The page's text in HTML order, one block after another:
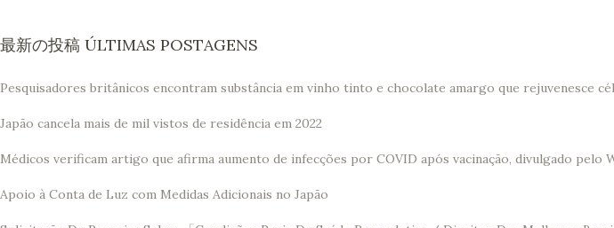
最新の投稿 ÚLTIMAS POSTAGENS
Pesquisadores britânicos encontram substância em vinho tinto e chocolate amargo que rejuvenesce
Japão cancela mais de mil vistos de residência em 2022
Médicos verificam artigo que afirma aumento de infecções por COVID após vacinação, divulgado pelo
Apoio à Conta de Luz com Medidas Adicionais no Japão